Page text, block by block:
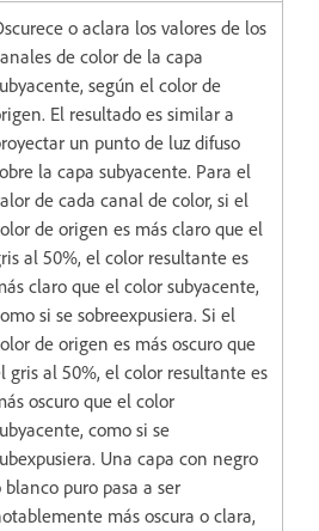
o aclara los valores de los
de color de la capa
según el color de
El resultado es similar a
un punto de luz difuso
la capa subyacente. Para el
de cada canal de color, si el
de origen es más claro que el
al 50%, el color resultante es
claro que el color subyacente,
si se sobreexpusiera. Si el
de origen es más oscuro que
gris al 50%, el color resultante es
oscuro que el color
como si se
Una capa con negro
blanco puro pasa a ser
más oscura o clara,